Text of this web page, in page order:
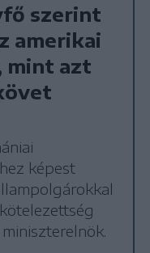
szerint
amerikai
mint azt
képest